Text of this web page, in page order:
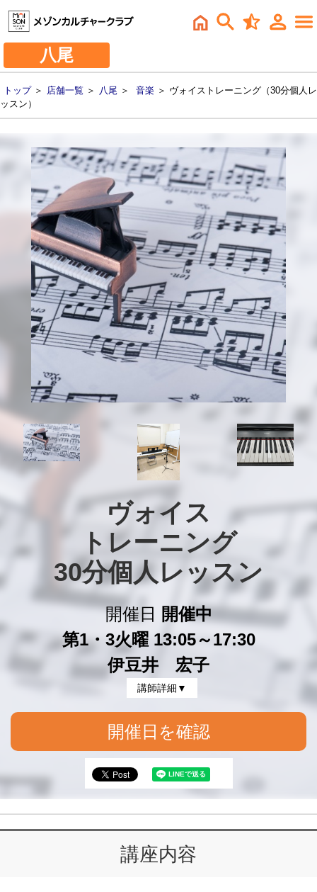
八尾
トップ＞ 店舗一覧 ＞ 八尾 ＞ 音楽 ＞ ヴォイストレーニング（30分個人レ
ッスン）
ヴォイス
トレーニング
30分個人レッスン
開催日
開催中
第1・3火曜 13:05～17:30
伊豆井 宏子
講師詳細▼
開催日を確認
講座内容